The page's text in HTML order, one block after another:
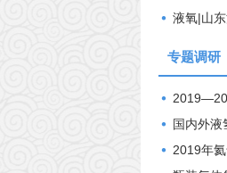
液氧|山
专题调研
国内外液
2019年